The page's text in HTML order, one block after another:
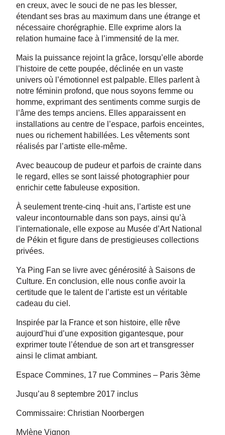
en creux, avec le souci de ne pas les blesser,
étendant ses bras au maximum dans une étrange et
nécessaire chorégraphie. Elle exprime alors la
relation humaine face à l’immensité de la mer.
Mais la puissance rejoint la grâce, lorsqu’elle aborde
l’histoire de cette poupée, déclinée en un vaste
univers où l’émotionnel est palpable. Elles parlent à
notre féminin profond, que nous soyons femme ou
homme, exprimant des sentiments comme surgis de
l’âme des temps anciens. Elles apparaissent en
installations au centre de l’espace, parfois enceintes,
nues ou richement habillées. Les vêtements sont
réalisés par l’artiste elle-même.
Avec beaucoup de pudeur et parfois de crainte dans
le regard, elles se sont laissé photographier pour
enrichir cette fabuleuse exposition.
À seulement trente-cinq -huit ans, l’artiste est une
valeur incontournable dans son pays, ainsi qu’à
l’internationale, elle expose au Musée d’Art National
de Pékin et figure dans de prestigieuses collections
privées.
Ya Ping Fan se livre avec générosité à Saisons de
Culture. En conclusion, elle nous confie avoir la
certitude que le talent de l’artiste est un véritable
cadeau du ciel.
Inspirée par la France et son histoire, elle rêve
aujourd’hui d’une exposition gigantesque, pour
exprimer toute l’étendue de son art et transgresser
ainsi le climat ambiant.
Espace Commines, 17 rue Commines – Paris 3ème
Jusqu’au 8 septembre 2017 inclus
Commissaire: Christian Noorbergen
Mylène Vignon